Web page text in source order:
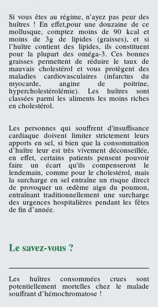
Si vous êtes au régime, n’ayez pas peur des
huîtres ! En effet,pour une douzaine de ce
mollusque, comptez moins de 90 kcal et
moins de 3g de lipides (graisses), et si
l’huître contient des lipides, ils constituent
pour la plupart des oméga-3. Ces bonnes
graisses permettent de réduire le taux de
mauvais cholestérol et vous protègent des
maladies cardiovasculaires (infarctus du
myocarde, angine de poitrine
hypercholestérolémie). Les huîtres sont
classées parmi les aliments les moins riches
en cholestérol.
Les personnes qui souffrent d'insuffisance
cardiaque doivent limiter strictement leurs
apports en sel, si bien que la consommation
d’huître leur est très vivement déconseillée,
en effet, certains patients pensent pouvoir
faire un écart qu'ils compenseront le
lendemain, comme pour le cholestérol, mais
la surcharge en sel entraîne un risque direct
de provoquer un œdème aigu du poumon,
entraînant traditionnellement une surcharge
des urgences hospitalières pendant les fêtes
de fin d’année.
Le savez-vous ?
Les huîtres consommées crues sont
potentiellement mortelles chez le malade
souffrant d’hémochromatose !